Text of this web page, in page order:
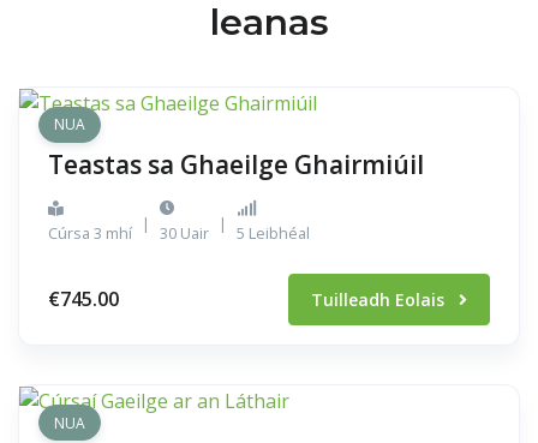
leanas
NUA
Teastas sa Ghaeilge Ghairmiúil
Cúrsa 3 mhí | 30 Uair | 5 Leibhéal
€745.00 Tuilleadh Eolais
NUA